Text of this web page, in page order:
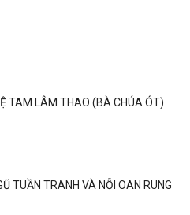
TAM LÂM THAO (BÀ CHÚA ÓT)
TUẦN TRANH VÀ NỖI OAN RUNG